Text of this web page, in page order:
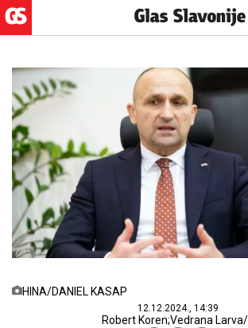
HINA/DANIEL KASAP
12.12.2024., 14:39
Robert Koren;Vedrana Larva/